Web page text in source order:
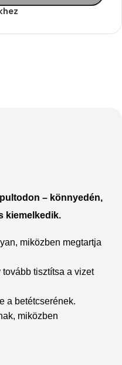
– könnyedén,
kiemelkedik.
miközben megtartja
tisztítsa a vizet
a betétcserének.
miközben